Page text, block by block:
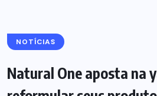
NOTÍCIAS
Natural One aposta na